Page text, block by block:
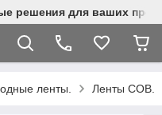
решения для ваших
ленты. Ленты COB.